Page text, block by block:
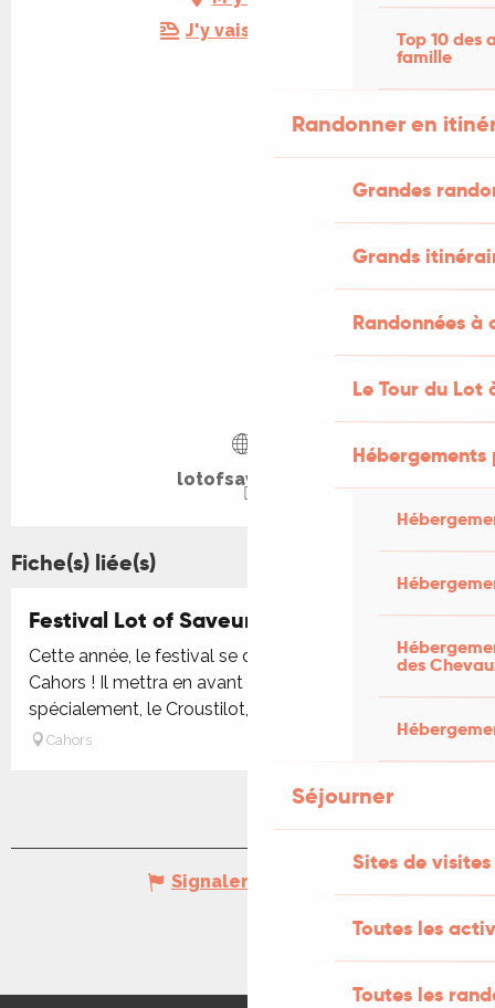
Top 10 des
famille
Randonner en
Grandes
Grands
Randonnées
Le Tour du Lot
des
Séjourner
Sites de visites
Toutes les
Toutes les
J'y vais en train !
lotofsaveurs.fr
Fiche(s) liée(s)
Festival Lot of Saveurs
Cette année, le festival se déroulera les 27 et 28 juin à
Cahors ! Il mettra en avant les produits locaux et, plus
spécialement, le Croustilot, produit vedette de...
Cahors
Signaler une erreur